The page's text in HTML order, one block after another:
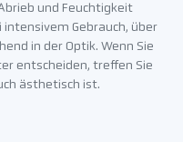
und Feuchtigkeit
Gebrauch, über
in der Optik. Wenn Sie
entscheiden, treffen Sie
ästhetisch ist.